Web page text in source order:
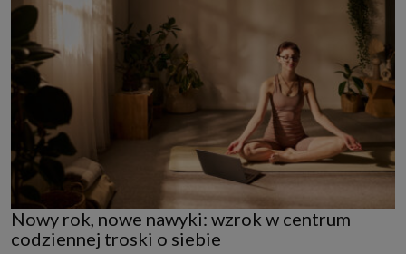
Nowy rok, nowe nawyki: wzrok w centrum
codziennej troski o siebie